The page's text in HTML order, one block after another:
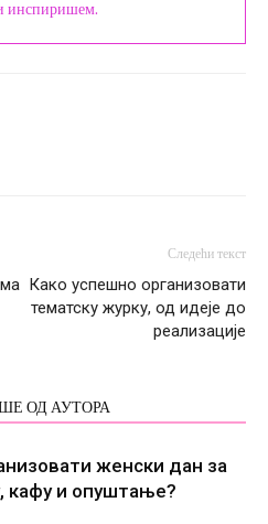
инспиришем.
Следећи текст
Како успешно организовати
тематску журку, од идеје до
реализације
ОД АУТОРА
женски дан за
кафу и опуштање?